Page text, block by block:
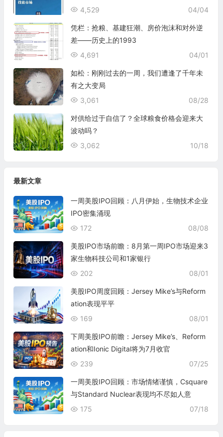
04/04
4,529
凭栏：抢粮、基建狂潮、房价泡沫和对外逆
差——历史上的1993
04/01
4,691
如松：刚刚过去的一周，我们遭逢了千年未
有之大变局
08/28
3,061
对供给过于自信了？全球粮食价格会迎来大
波动吗？
10/18
3,062
最新文章
一周美股IPO回顾：八月伊始，生物技术企业
IPO密集涌现
08/08
172
美股IPO市场前瞻：8月第一周IPO市场迎来3
家生物科技公司和1家银行
08/01
202
美股IPO周度回顾：Jersey Mike’s与Reform
ation表现平平
08/01
169
下周美股IPO前瞻：Jersey Mike’s、Reform
ation和Ionic Digital将为7月收官
07/25
239
一周美股IPO回顾：市场情绪谨慎，Csquare
与Standard Nuclear表现均不尽如人意
07/18
175